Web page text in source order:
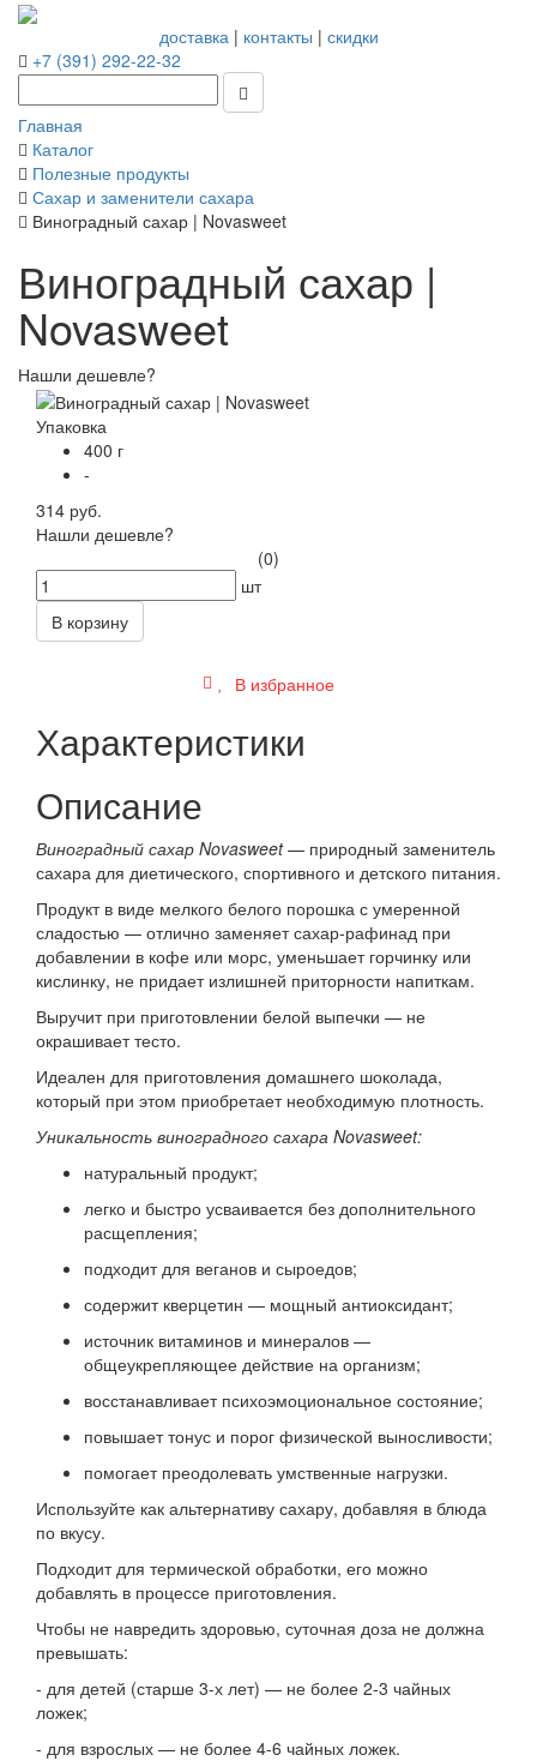
доставка| контакты | скидки
+7 (391) 292-22-32
Главная
Каталог
Полезные продукты
Сахар и заменители сахара
Виноградный сахар | Novasweet
Виноградный сахар |
Novasweet
Нашли дешевле?
Упаковка
400 г
-
314 руб.
Нашли дешевле?
(0)
шт
В корзину
В избранное
Характеристики
Описание
Виноградный сахар Novasweet— природный заменитель
сахара для диетического, спортивного и детского питания.
Продукт в виде мелкого белого порошка с умеренной
сладостью — отлично заменяет сахар-рафинад при
добавлении в кофе или морс, уменьшает горчинку или
кислинку, не придает излишней приторности напиткам.
Выручит при приготовлении белой выпечки — не
окрашивает тесто.
Идеален для приготовления домашнего шоколада,
который при этом приобретает необходимую плотность.
Уникальность виноградного сахара Novasweet:
натуральный продукт;
легко и быстро усваивается без дополнительного
расщепления;
подходит для веганов и сыроедов;
содержит кверцетин — мощный антиоксидант;
источник витаминов и минералов —
общеукрепляющее действие на организм;
восстанавливает психоэмоциональное состояние;
повышает тонус и порог физической выносливости;
помогает преодолевать умственные нагрузки.
Используйте как альтернативу сахару, добавляя в блюда
по вкусу.
Подходит для термической обработки, его можно
добавлять в процессе приготовления.
Чтобы не навредить здоровью, суточная доза не должна
превышать:
- для детей (старше 3-х лет) — не более 2-3 чайных
ложек;
- для взрослых — не более 4-6 чайных ложек.